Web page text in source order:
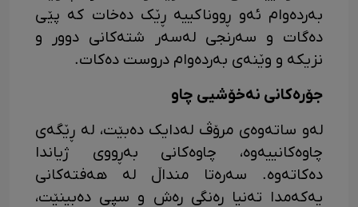
بەردەوام ئەو ڕووناکییە ڕێک دەخات کە پێی
دەگات و سەرنجی لەسەر شتەکانی دوور و
نزیکە و وێنەی بەردەوام دروست دەکات.
جۆرەکانی نەخۆشیی چاو
لەو ساتەوەی مرۆڤ لەدایک دەبێت، لە ڕێگەی
چاوەکانییەوە، چاوەکانی بەڕووی ژیاندا
دەکاتەوە. سەرەتا منداڵ لە هەفتەکانی
یەکەمدا تەنیا ڕەنگی ڕەش و سپی دەبینێت،